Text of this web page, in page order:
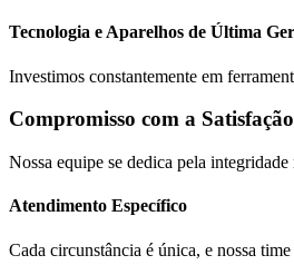
Tecnologia e Aparelhos de Última
Investimos constantemente em
Compromisso com a
Nossa equipe se dedica pela
Atendimento Específico
Cada circunstância é única, e nossa